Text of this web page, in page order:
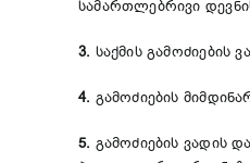
სამართლებრივი
3. საქმის გამოძიების
4. გამოძიების
5. გამოძიების ვადის